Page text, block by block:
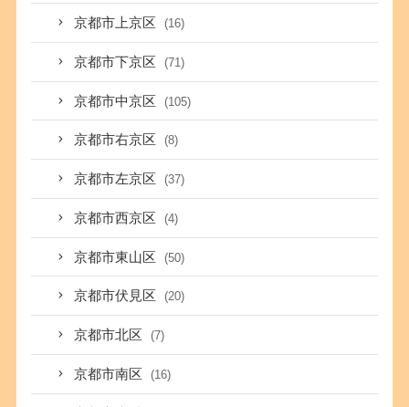
京都市上京区 (16)
京都市下京区 (71)
京都市中京区 (105)
京都市右京区 (8)
京都市左京区 (37)
京都市西京区 (4)
京都市東山区 (50)
京都市伏見区 (20)
京都市北区 (7)
京都市南区 (16)